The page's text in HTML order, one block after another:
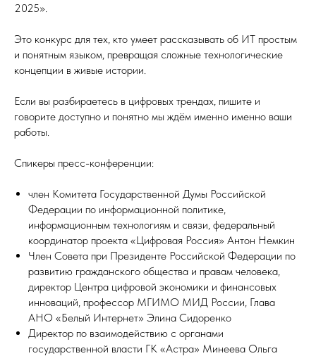
2025».
Это конкурс для тех, кто умеет рассказывать об ИТ простым
и понятным языком, превращая сложные технологические
концепции в живые истории.
Если вы разбираетесь в цифровых трендах, пишите и
говорите доступно и понятно мы ждём именно именно ваши
работы.
Спикеры пресс-конференции:
член Комитета Государственной Думы Российской
Федерации по информационной политике,
информационным технологиям и связи, федеральный
координатор проекта «Цифровая Россия» Антон Немкин
Член Совета при Президенте Российской Федерации по
развитию гражданского общества и правам человека,
директор Центра цифровой экономики и финансовых
инноваций, профессор МГИМО МИД России, Глава
АНО «Белый Интернет» Элина Сидоренко
Директор по взаимодействию с органами
государственной власти ГК «Астра» Минеева Ольга